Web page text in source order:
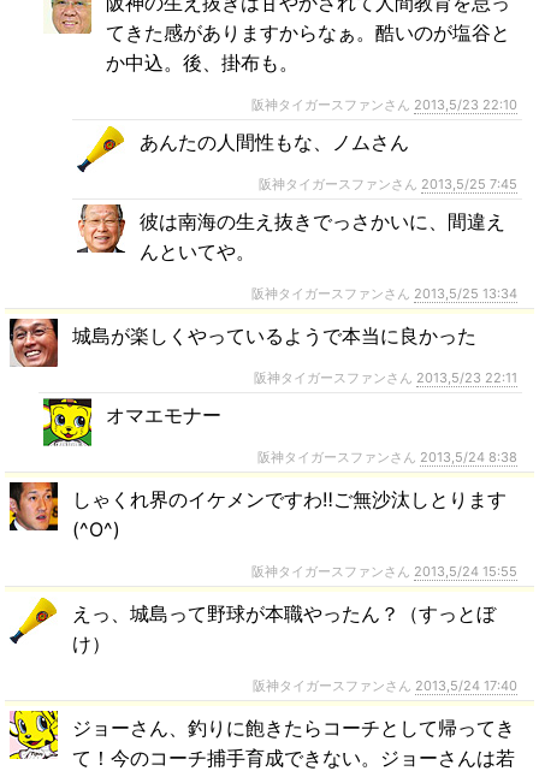
てきた感がありますからなぁ。酷いのが塩谷と
か中込。後、掛布も。
阪神タイガースファンさん 2013,5/23 22:10
あんたの人間性もな、ノムさん
阪神タイガースファンさん 2013,5/25 7:45
彼は南海の生え抜きでっさかいに、間違え
んといてや。
阪神タイガースファンさん 2013,5/25 13:34
城島が楽しくやっているようで本当に良かった
阪神タイガースファンさん 2013,5/23 22:11
オマエモナー
阪神タイガースファンさん 2013,5/24 8:38
しゃくれ界のイケメンですわ‼ご無沙汰しとります
(^O^)
阪神タイガースファンさん 2013,5/24 15:55
えっ、城島って野球が本職やったん？（すっとぼ
け）
阪神タイガースファンさん 2013,5/24 17:40
ジョーさん、釣りに飽きたらコーチとして帰ってき
て！今のコーチ捕手育成できない。ジョーさんは若